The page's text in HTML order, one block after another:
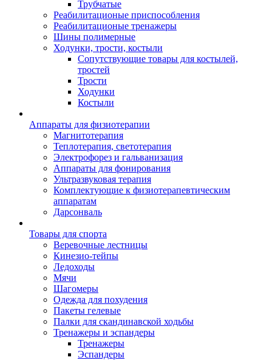
Трубчатые
Реабилитационые приспособления
Реабилитационые тренажеры
Шины полимерные
Ходунки, трости, костыли
Сопутствующие товары для костылей,
тростей
Трости
Ходунки
Костыли
Аппараты для физиотерапии
Магнитотерапия
Теплотерапия, светотерапия
Электрофорез и гальванизация
Аппараты для фонирования
Ультразвуковая терапия
Комплектующие к физиотерапевтическим
аппаратам
Дарсонваль
Товары для спорта
Веревочные лестницы
Кинезио-тейпы
Ледоходы
Мячи
Шагомеры
Одежда для похудения
Пакеты гелевые
Палки для скандинавской ходьбы
Тренажеры и эспандеры
Тренажеры
Эспандеры